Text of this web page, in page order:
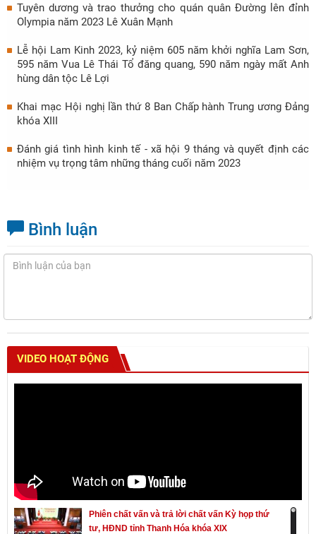
Tuyên dương và trao thưởng cho quán quân Đường lên đỉnh
Olympia năm 2023 Lê Xuân Mạnh
Lễ hội Lam Kinh 2023, kỷ niệm 605 năm khởi nghĩa Lam Sơn,
595 năm Vua Lê Thái Tổ đăng quang, 590 năm ngày mất Anh
hùng dân tộc Lê Lợi
Khai mạc Hội nghị lần thứ 8 Ban Chấp hành Trung ương Đảng
khóa XIII
Đánh giá tình hình kinh tế - xã hội 9 tháng và quyết định các
nhiệm vụ trọng tâm những tháng cuối năm 2023
Bình luận
VIDEO HOẠT ĐỘNG
Phiên chất vấn và trả lời chất vấn Kỳ họp thứ
tư, HĐND tỉnh Thanh Hóa khóa XIX